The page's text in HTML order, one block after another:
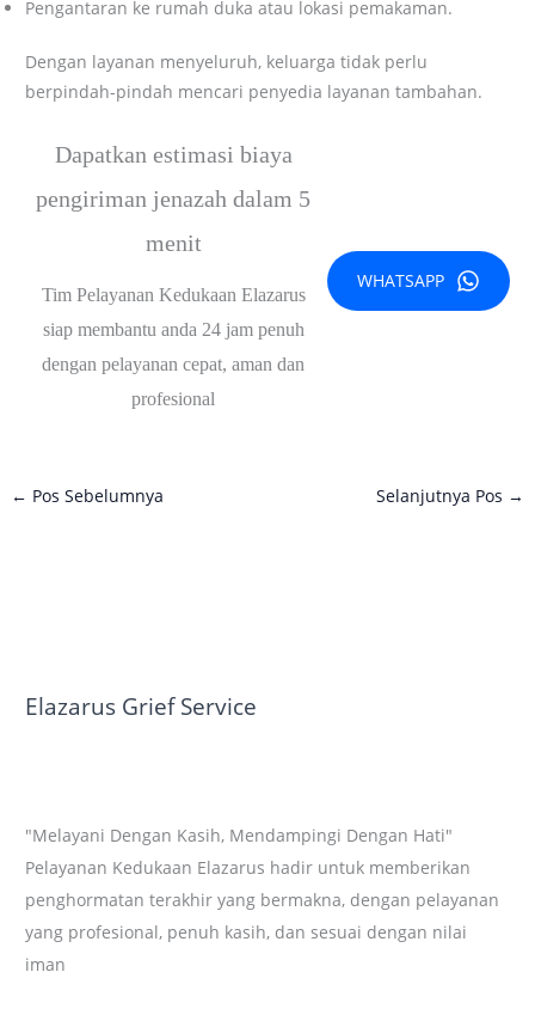
Pengantaran ke rumah duka atau lokasi pemakaman.
Dengan layanan menyeluruh, keluarga tidak perlu
berpindah-pindah mencari penyedia layanan tambahan.
Dapatkan estimasi biaya
pengiriman jenazah dalam 5
menit
Tim Pelayanan Kedukaan Elazarus
siap membantu anda 24 jam penuh
dengan pelayanan cepat, aman dan
profesional
WHATSAPP
← Pos Sebelumnya Selanjutnya Pos →
Elazarus Grief Service
"Melayani Dengan Kasih, Mendampingi Dengan Hati​"
Pelayanan Kedukaan Elazarus hadir untuk memberikan
penghormatan terakhir yang bermakna, dengan pelayanan
yang profesional, penuh kasih, dan sesuai dengan nilai
iman